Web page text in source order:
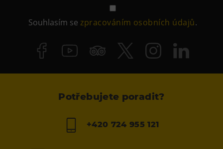
Souhlasím sezpracováním osobních údajů.
Potřebujete poradit?
+420 724 955 121